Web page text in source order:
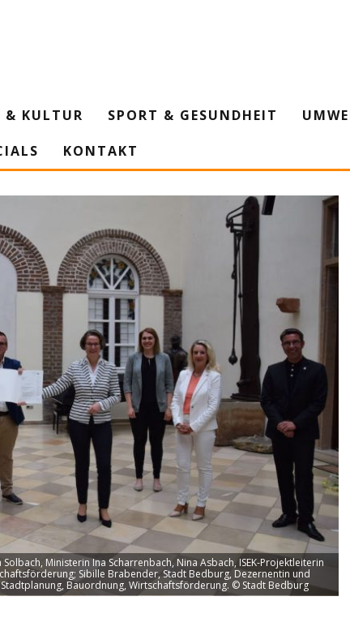
& KULTUR SPORT & GESUNDHEIT
KONTAKT
Ministerin Ina Scharrenbach, Nina Asbach, ISEK-Projektleiterin
Sibille Brabender, Stadt Bedburg, Dezernentin und
Bauordnung, Wirtschaftsförderung. © Stadt Bedburg